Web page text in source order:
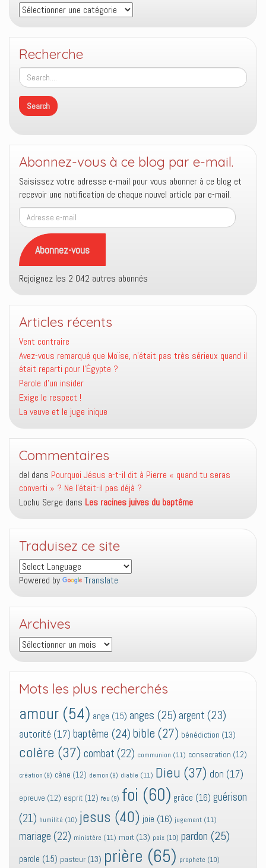
Thèmes
Recherche
Abonnez-vous à ce blog par e-mail.
Saisissez votre adresse e-mail pour vous abonner à ce blog et
recevoir une notification de chaque nouvel article par e-mail.
Adresse
e-
mail
Abonnez-vous
Rejoignez les 2 042 autres abonnés
Articles récents
Vent contraire
Avez-vous remarqué que Moïse, n’était pas très sérieux quand il
était reparti pour l’Égypte ?
Parole d’un insider
Exige le respect !
La veuve et le juge inique
Commentaires
del dans Pourquoi Jésus a-t-il dit à Pierre « quand tu seras
converti » ? Ne l’était-il pas déjà ?
Lochu Serge dans Les racines juives du baptême
Traduisez ce site
Powered by Translate
Archives
Archives
Mots les plus recherchés
amour (54) ange (15) anges (25) argent (23)
autorité (17) baptême (24) bible (27) bénédiction (13)
colère (37) combat (22) communion (11) consecration (12)
création (9) cène (12) demon (9) diable (11) Dieu (37) don (17)
epreuve (12) esprit (12) feu (9) foi (60) grâce (16) guérison
(21) humilité (10) jesus (40) joie (16) jugement (11)
mariage (22) ministère (11) mort (13) paix (10) pardon (25)
parole (15) pasteur (13) prière (65) prophete (10)